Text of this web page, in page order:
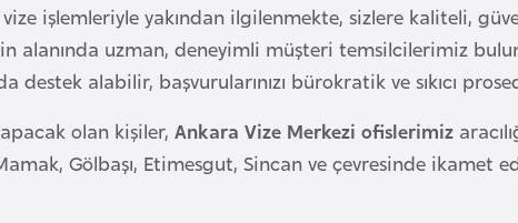
işlemleriyle yakından ilgilenmekte, sizlere kaliteli,
alanında uzman, deneyimli müşteri temsilcilerimiz
alabilir, başvurularınızı bürokratik ve sıkıcı
olan kişiler, Ankara Vize Merkezi ofislerimiz
Gölbaşı, Etimesgut, Sincan ve çevresinde